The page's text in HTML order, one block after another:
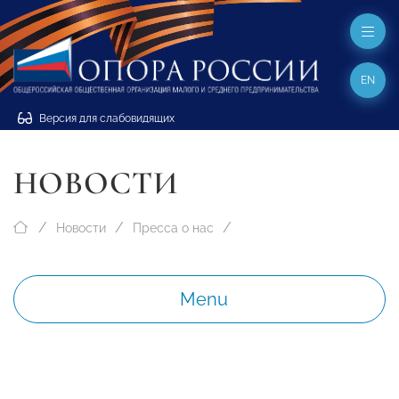
Версия для слабовидящих
EN
НОВОСТИ
Новости Пресса о нас
Menu